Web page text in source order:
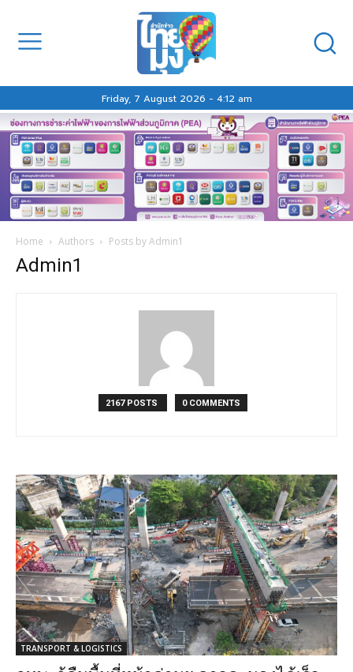
Friday, 7 August 2026 - 4:12 am
Home Authors Posts by Admin1
Admin1
2167 POSTS 0 COMMENTS
TRANSPORT & LOGISTICS